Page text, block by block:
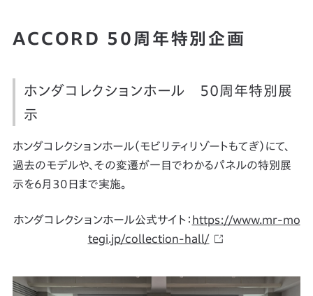
ACCORD 50周年特別企画
ホンダコレクションホール 50周年特別展
示
ホンダコレクションホール（モビリティリゾートもてぎ）にて、
過去のモデルや、その変遷が一目でわかるパネルの特別展
示を6月30日まで実施。
ホンダコレクションホール公式サイト： https://www.mr-mo
tegi.jp/collection-hall/